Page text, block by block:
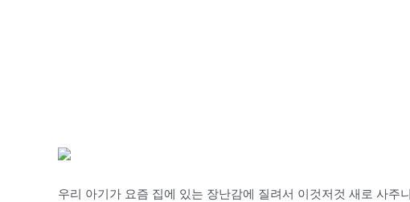
우리 아기가 요즘 집에 있는 장난감에 질려서 이것저것 새로 사주